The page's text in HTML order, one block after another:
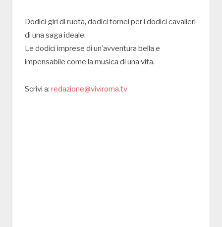
Dodici giri di ruota, dodici tornei per i dodici cavalieri
di una saga ideale.
Le dodici imprese di un’avventura bella e
impensabile come la musica di una vita.
Scrivi a: redazione@viviroma.tv